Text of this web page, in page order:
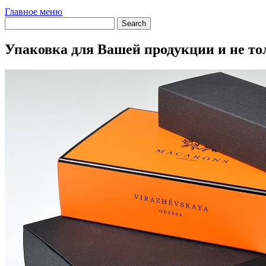
Главное меню
Упаковка для Вашей продукции и не